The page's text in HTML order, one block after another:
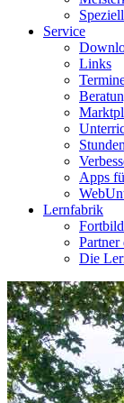
Service
Links
Apps
Lernfabrik
Die